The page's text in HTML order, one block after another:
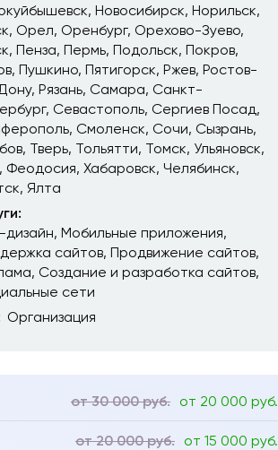
Новосибирск Норильск
Орел Оренбург Орехово-Зуево
Пенза Пермь Подольск Покров
Пушкино Пятигорск Ржев Ростов-
Рязань Самара Санкт-
Севастополь Сергиев Посад
Смоленск Сочи Сызрань
Тверь Тольятти Томск Ульяновск
Феодосия Хабаровск Челябинск
Ялта
Мобильные приложения
сайтов Продвижение сайтов
Создание и разработка сайтов
сети
Организация
от 30 000 руб. от 20 000 руб.
от 20 000 руб. от 15 000 руб.